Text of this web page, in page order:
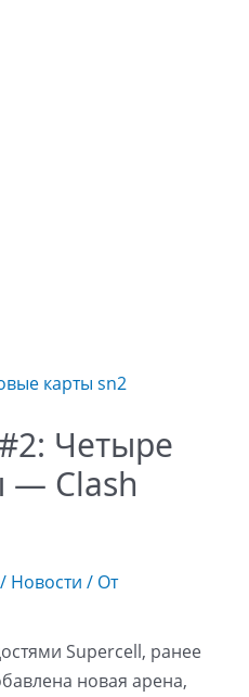
Четыре
— Clash
/ Новости / От
Supercell, ранее
новая арена,